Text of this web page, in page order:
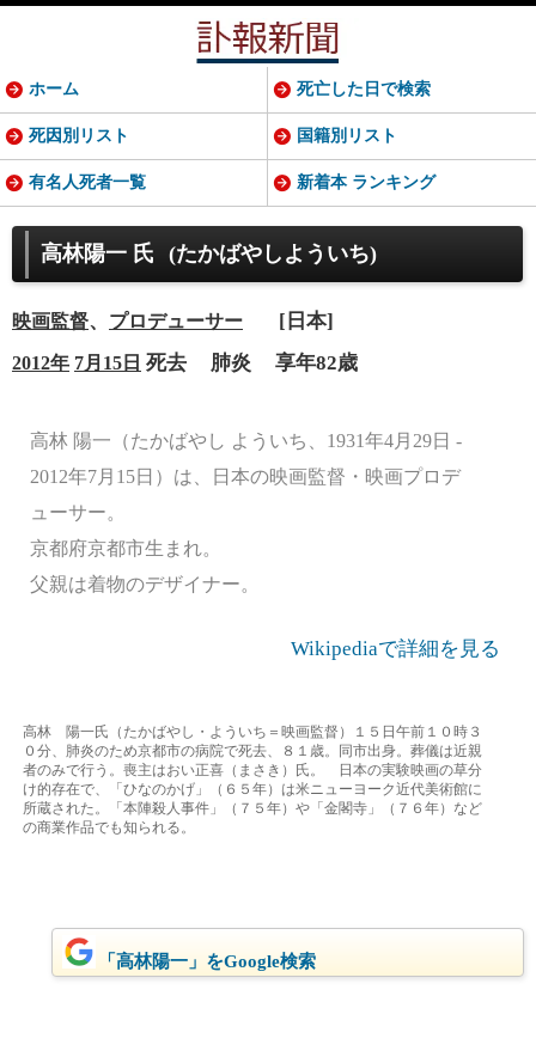
高林陽一 氏 (たかばやしよういち)
映画監督、 プロデューサー [日本]
2012年 7月15日 死去 肺炎 享年82歳
高林 陽一（たかばやし よういち、1931年4月29日 -
2012年7月15日）は、日本の映画監督・映画プロデ
ューサー。
京都府京都市生まれ。
父親は着物のデザイナー。
Wikipediaで詳細を見る
高林 陽一氏（たかばやし・よういち＝映画監督）１５日午前１０時３
０分、肺炎のため京都市の病院で死去、８１歳。同市出身。葬儀は近親
者のみで行う。喪主はおい正喜（まさき）氏。 日本の実験映画の草分
け的存在で、「ひなのかげ」（６５年）は米ニューヨーク近代美術館に
所蔵された。「本陣殺人事件」（７５年）や「金閣寺」（７６年）など
の商業作品でも知られる。
「高林陽一」をGoogle検索
ホーム 死亡した日で検索
死因別リスト 国籍別リスト
有名人死者一覧 新着本 ランキング